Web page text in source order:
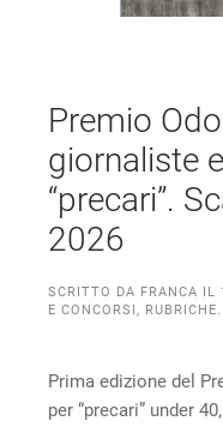
Premio
giornaliste
“precari”.
2026
SCRITTO DA FRANCA IL
E CONCORSI , RUBRICHE.
Prima edizione del
per “precari” under